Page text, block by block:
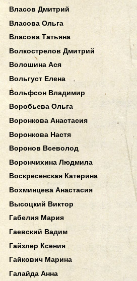
Власов Дмитрий
Власова Ольга
Власова Татьяна
Волкострелов Дмитрий
Волошина Ася
Вольгуст Елена
Вольфсон Владимир
Воробьева Ольга
Воронкова Анастасия
Воронкова Настя
Воронов Всеволод
Ворончихина Людмила
Воскресенская Катерина
Вохминцева Анастасия
Высоцкий Виктор
Габелия Мария
Гаевский Вадим
Гайзлер Ксения
Гайкович Марина
Галайда Анна